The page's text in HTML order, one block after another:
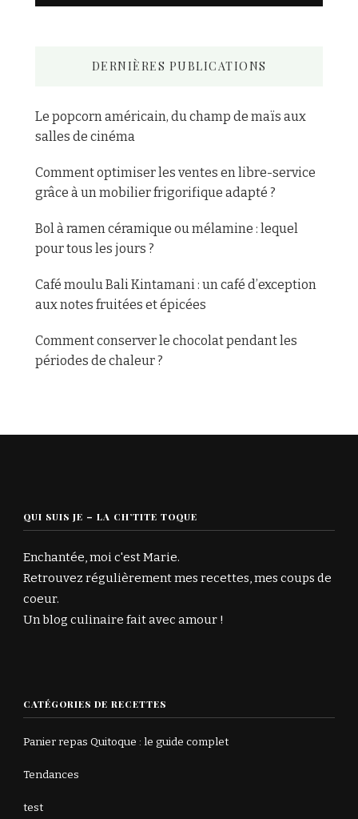
DERNIÈRES PUBLICATIONS
Le popcorn américain, du champ de maïs aux
salles de cinéma
Comment optimiser les ventes en libre-service
grâce à un mobilier frigorifique adapté ?
Bol à ramen céramique ou mélamine : lequel
pour tous les jours ?
Café moulu Bali Kintamani : un café d’exception
aux notes fruitées et épicées
Comment conserver le chocolat pendant les
périodes de chaleur ?
QUI SUIS JE – LA CH’TITE TOQUE
Enchantée, moi c'est Marie.
Retrouvez régulièrement mes recettes, mes coups de
coeur.
Un blog culinaire fait avec amour !
CATÉGORIES DE RECETTES
Panier repas Quitoque : le guide complet
Tendances
test